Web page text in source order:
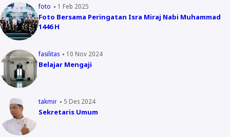
foto 1 Feb 2025
Foto Bersama Peringatan Isra Miraj Nabi Muhammad
1446 H
fasilitas 10 Nov 2024
Belajar Mengaji
takmir 5 Des 2024
Sekretaris Umum